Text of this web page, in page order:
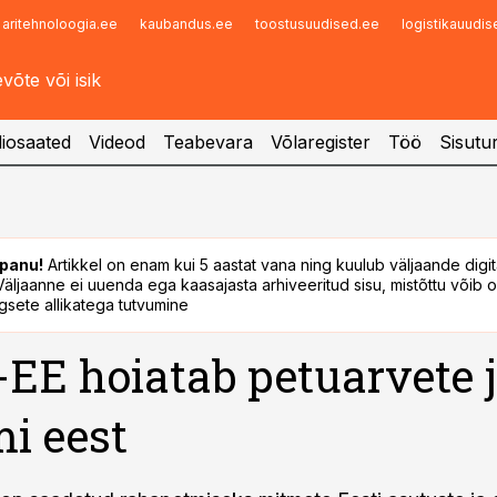
aritehnoloogia.ee kaubandus.ee toostusuudised.ee
Infopank
Videod Teabevara Võlaregister Töö
Artikkel on enam kui 5 aastat vana ning kuulub väljaande
ei uuenda ega kaasajasta arhiveeritud sisu, mistõttu võib
allikatega tutvumine
EE hoiatab petuarvete
eest